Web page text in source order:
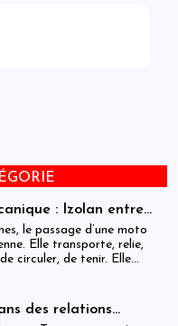
: Izolan entre
motocyclettes en Haïti
le passage d’une moto
Elle transporte, relie,
circuler, de tenir. Elle
des relations